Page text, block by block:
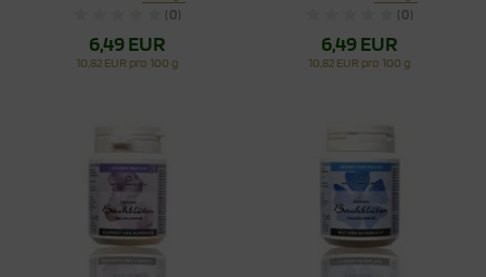
(0)
6,49 EUR
10,82 EUR pro 100 g
(0)
6,49 EUR
10,82 EUR pro 100 g